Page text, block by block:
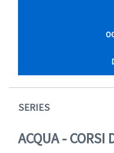
SERIES
ACQUA - CORSI